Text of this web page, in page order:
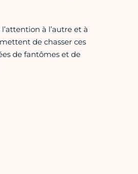
à l’autre et à
de chasser ces
de fantômes et de